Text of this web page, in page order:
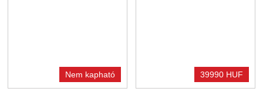
Nem kapható 39990 HUF